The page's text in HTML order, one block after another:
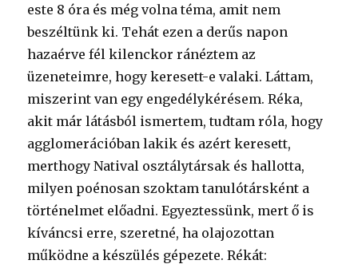
este 8 óra és még volna téma, amit nem
beszéltünk ki. Tehát ezen a derűs napon
hazaérve fél kilenckor ránéztem az
üzeneteimre, hogy keresett-e valaki. Láttam,
miszerint van egy engedélykérésem. Réka,
akit már látásból ismertem, tudtam róla, hogy
agglomerációban lakik és azért keresett,
merthogy Natival osztálytársak és hallotta,
milyen poénosan szoktam tanulótársként a
történelmet előadni. Egyeztessünk, mert ő is
kíváncsi erre, szeretné, ha olajozottan
működne a készülés gépezete. Rékát: